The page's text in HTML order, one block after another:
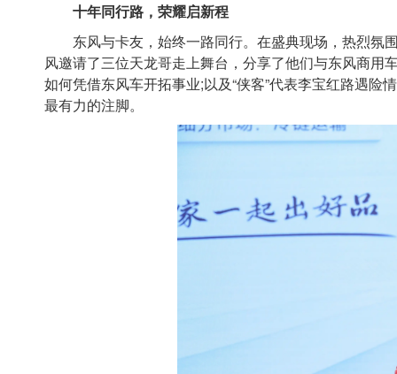
十年同行路，荣耀启新程
东风与卡友，始终一路同行。在盛典现场，热烈氛
风邀请了三位天龙哥走上舞台，分享了他们与东风商用
如何凭借东风车开拓事业;以及“侠客”代表李宝红路遇险
最有力的注脚。